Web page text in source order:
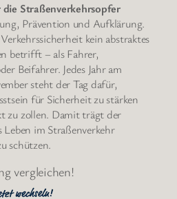
Straßenverkehrsopfer
Prävention und Aufklärung.
kein abstraktes
betrifft – als Fahrer,
Beifahrer. Jedes Jahr am
steht der Tag dafür,
für Sicherheit zu stärken
zu zollen. Damit trägt der
Leben im Straßenverkehr
schützen.
vergleichen!